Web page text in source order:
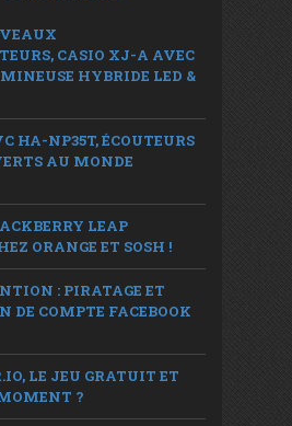
CASIO XJ-A AVEC
HYBRIDE LED &
HA-NP35T, ÉCOUTEURS
AU MONDE
LEAP
ORANGE ET SOSH !
: PIRATAGE ET
DE COMPTE FACEBOOK
LE JEU GRATUIT ET
?